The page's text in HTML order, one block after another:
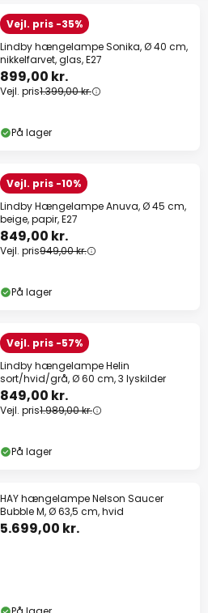
Vejl. pris -35%
Lindby hængelampe Sonika, Ø 40 cm,
nikkelfarvet, glas, E27
899,00 kr.
Vejl. pris1.399,00 kr.
På lager
Vejl. pris -10%
Lindby Hængelampe Anuva, Ø 45 cm,
beige, papir, E27
849,00 kr.
Vejl. pris949,00 kr.
På lager
Vejl. pris -57%
Lindby hængelampe Helin
sort/hvid/grå, Ø 60 cm, 3 lyskilder
849,00 kr.
Vejl. pris1.989,00 kr.
På lager
HAY hængelampe Nelson Saucer
Bubble M, Ø 63,5 cm, hvid
5.699,00 kr.